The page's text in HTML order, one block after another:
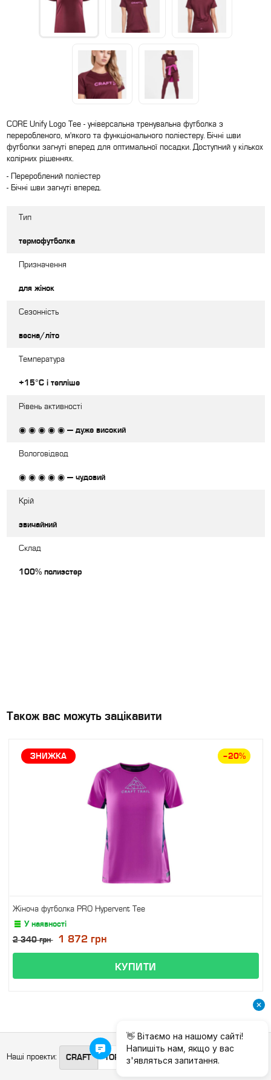
CORE Unify Logo Tee - універсальна тренувальна футболка з
переробленого, м'якого та функціонального поліестеру. Бічні шви
футболки загнуті вперед для оптимальної посадки. Доступний у кількох
колірних рішеннях.
- Перероблений поліестер
- Бічні шви загнуті вперед.
Тип
термофутболка
Призначення
для жінок
Сезонність
весна/літо
Температура
+15°С і тепліше
Рівень активності
◉ ◉ ◉ ◉ ◉ — дуже високий
Вологовідвод
◉ ◉ ◉ ◉ ◉ — чудовий
Крій
звичайний
Склад
100% полиэстер
Також вас можуть зацікавити
ЗНИЖКА –20%
Жіноча футболка PRO Hypervent Tee
У наявності
2 340 грн 1 872 грн
Наші проекти: CRAFT TOPRUN X-BIONIC